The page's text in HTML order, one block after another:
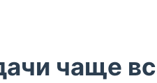
чаще